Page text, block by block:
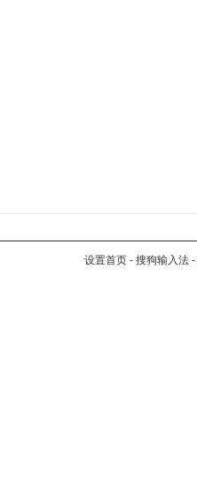
设置首页 - 搜狗输入法 -